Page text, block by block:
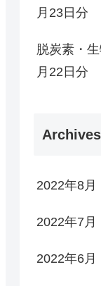
月23日分
脱炭素・
月22日分
Archives
2022年8月
2022年7月
2022年6月